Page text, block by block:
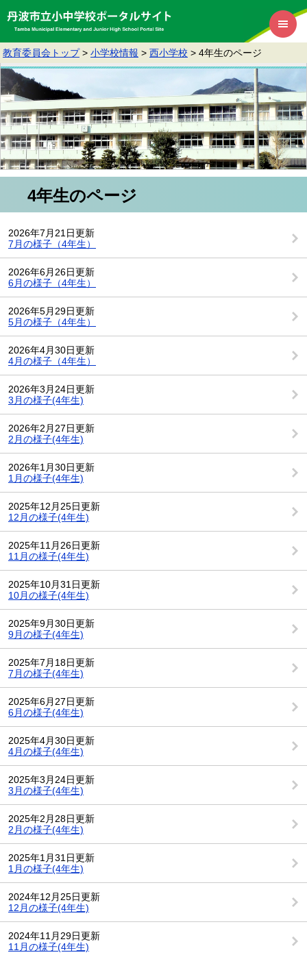
教育委員会トップ > 小学校情報 > 西小学校 > 4年生のページ
4年生のページ
2026年7月21日更新
7月の様子（4年生）
2026年6月26日更新
6月の様子（4年生）
2026年5月29日更新
5月の様子（4年生）
2026年4月30日更新
4月の様子（4年生）
2026年3月24日更新
3月の様子(4年生)
2026年2月27日更新
2月の様子(4年生)
2026年1月30日更新
1月の様子(4年生)
2025年12月25日更新
12月の様子(4年生)
2025年11月26日更新
11月の様子(4年生)
2025年10月31日更新
10月の様子(4年生)
2025年9月30日更新
9月の様子(4年生)
2025年7月18日更新
7月の様子(4年生)
2025年6月27日更新
6月の様子(4年生)
2025年4月30日更新
4月の様子(4年生)
2025年3月24日更新
3月の様子(4年生)
2025年2月28日更新
2月の様子(4年生)
2025年1月31日更新
1月の様子(4年生)
2024年12月25日更新
12月の様子(4年生)
2024年11月29日更新
11月の様子(4年生)